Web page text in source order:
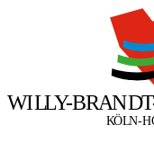
WILLY-BRAND
KÖLN-H